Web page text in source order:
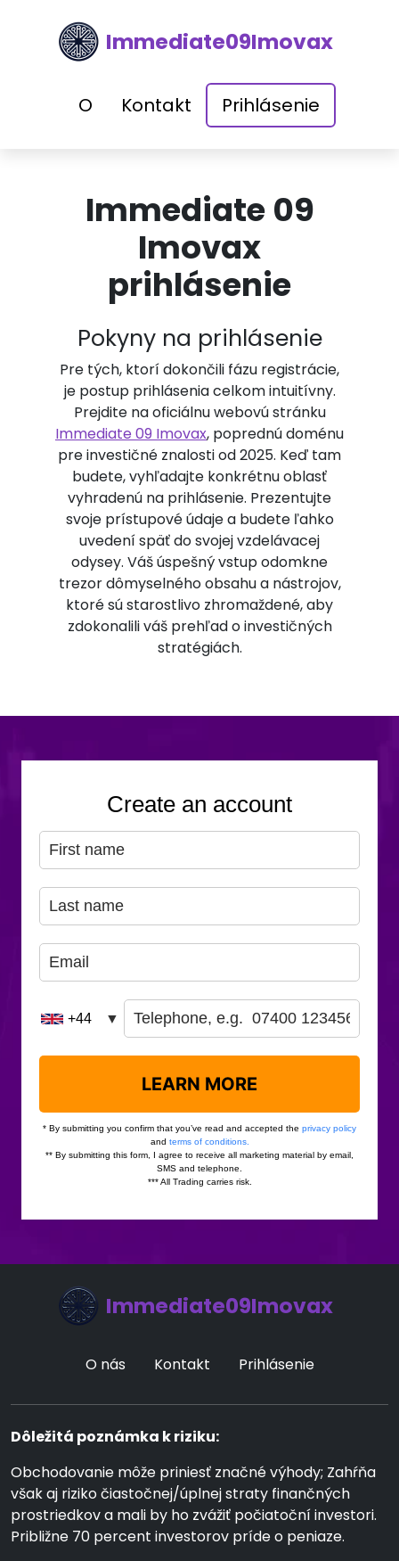
Immediate09Imovax
O Kontakt Prihlásenie
Immediate 09
Imovax
prihlásenie
Pokyny na prihlásenie
Pre tých, ktorí dokončili fázu registrácie,
je postup prihlásenia celkom intuitívny.
Prejdite na oficiálnu webovú stránku
Immediate 09 Imovax, poprednú doménu
pre investičné znalosti od 2025. Keď tam
budete, vyhľadajte konkrétnu oblasť
vyhradenú na prihlásenie. Prezentujte
svoje prístupové údaje a budete ľahko
uvedení späť do svojej vzdelávacej
odysey. Váš úspešný vstup odomkne
trezor dômyselného obsahu a nástrojov,
ktoré sú starostlivo zhromaždené, aby
zdokonalili váš prehľad o investičných
stratégiách.
Immediate09Imovax
O nás Kontakt Prihlásenie
Dôležitá poznámka k riziku:
Obchodovanie môže priniesť značné výhody; Zahŕňa
však aj riziko čiastočnej/úplnej straty finančných
prostriedkov a mali by ho zvážiť počiatoční investori.
Približne 70 percent investorov príde o peniaze.